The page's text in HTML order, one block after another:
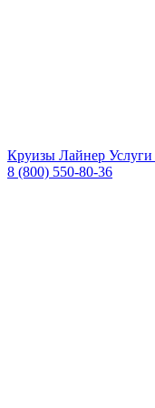
Круизы Лайнер Услуги
8 (800) 550-80-36